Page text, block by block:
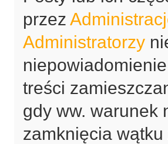
przez
Administratorzy
treści
gdy ww. warunek
zamknięcia